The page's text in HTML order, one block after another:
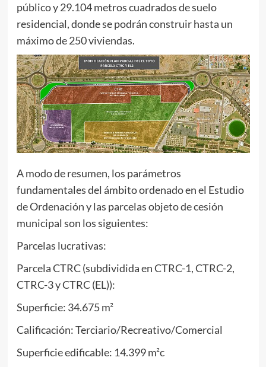
público y 29.104 metros cuadrados de suelo
residencial, donde se podrán construir hasta un
máximo de 250 viviendas.
A modo de resumen, los parámetros
fundamentales del ámbito ordenado en el Estudio
de Ordenación y las parcelas objeto de cesión
municipal son los siguientes:
Parcelas lucrativas:
Parcela CTRC (subdividida en CTRC-1, CTRC-2,
CTRC-3 y CTRC (EL)):
Superficie: 34.675 m²
Calificación: Terciario/Recreativo/Comercial
Superficie edificable: 14.399 m²c